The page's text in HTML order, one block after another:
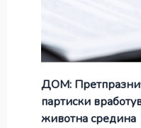
ДОМ:
партиски
животна средина